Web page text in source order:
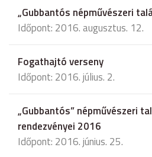
„Gubbantós népművészeri
Időpont: 2016. augusztus. 12.
Fogathajtó verseny
Időpont: 2016. július. 2.
„Gubbantós” népművészeri
rendezvényei 2016
Időpont: 2016. június. 25.